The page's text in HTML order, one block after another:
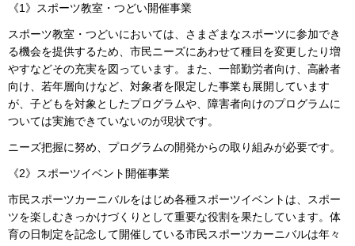
《1》スポーツ教室・つどい開催事業
スポーツ教室・つどいにおいては、さまざまなスポーツに参加でき
る機会を提供するため、市民ニーズにあわせて種目を変更したり増
やすなどその充実を図っています。また、一部勤労者向け、高齢者
向け、若年層向けなど、対象者を限定した事業も展開しています
が、子どもを対象としたプログラムや、障害者向けのプログラムに
ついては実施できていないのが現状です。
ニーズ把握に努め、プログラムの開発からの取り組みが必要です。
《2》スポーツイベント開催事業
市民スポーツカーニバルをはじめ各種スポーツイベントは、スポー
ツを楽しむきっかけづくりとして重要な役割を果たしています。体
育の日制定を記念して開催している市民スポーツカーニバルは年々